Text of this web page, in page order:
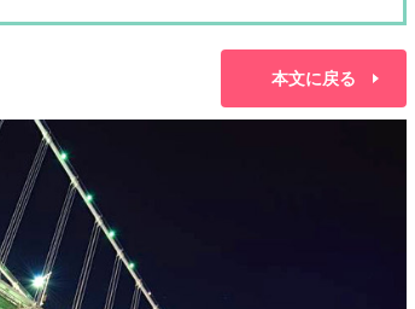
本文に戻る